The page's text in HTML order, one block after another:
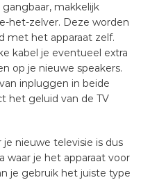
makkelijk
het-zelver. Deze worden
met het apparaat zelf.
kabel je eventueel extra
op je nieuwe speakers.
inpluggen in beide
het geluid van de TV
nieuwe televisie is dus
waar je het apparaat voor
je gebruik het juiste type